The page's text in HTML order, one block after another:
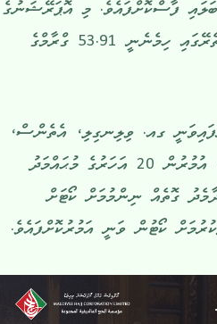
ފާސްކޮށްފައެވެ. މި އޮޕަރޭޝަނުގެ
ތެރެއިން ޖުމްލަ 66.92 ގްރާމްގެ މަސްތުވާތަކެތި ފެނިފައިވާއިރު، އޭގެ ތެރޭގައި ހިމެނެނީ 53.91 ގްރާމްގެ
ގއ. ވިލިނގިލި، އެތެންސް،
އުމުރުން 25 އަހަރުގެ މުޙައްމަދު ޢަޠޫފް ޙަބީބް އަދި އެރަށު ދެތަޑިމާގެ، އުމުރުން 20 އަހަރުގެ މުޙައްމަދު
ގޮތެއް ނިންމުމަށް ކޯޓަށް